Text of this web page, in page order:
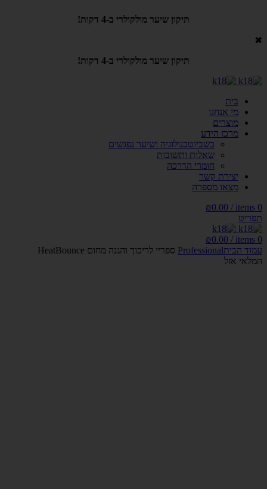
תיקון שיער מולקולרי ב-4 דקות!
✖
תיקון שיער מולקולרי ב-4 דקות!
בית
מי אנחנו
מוצרים
מרכז הידע
כשביוטכנולוגיה ושיער נפגשים
שאלות ותשובות
חומרי הדרכה
יצירת קשר
מצאו מספרה
0
items
/
₪0.00
תפריט
0
items
/
₪0.00
עמוד הביתProfessional ספריי לריכוך והגנה מחום HeatBounce
המלאי אזל